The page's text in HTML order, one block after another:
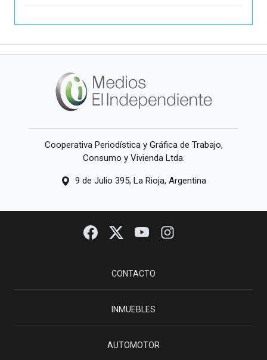
Cooperativa Periodística y Gráfica de Trabajo,
Consumo y Vivienda Ltda.
9 de Julio 395, La Rioja, Argentina
CONTACTO
INMUEBLES
AUTOMOTOR